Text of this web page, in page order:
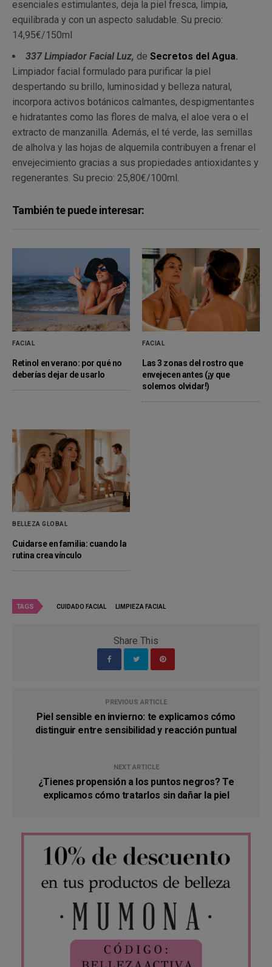
esenciales estimulantes, deja la piel fresca, limpia,
equilibrada y con un aspecto saludable. Su precio:
14,95€/150ml
337 Limpiador Facial Luz, de Secretos del Agua.
Limpiador facial formulado para purificar la piel
despertando su brillo, luminosidad y belleza natural,
incorpora activos botánicos calmantes, despigmentantes
e hidratantes como las flores de malva, el aloe vera o el
extracto de manzanilla. Además, el té verde, las semillas
de alholva y las hojas de alquemila contribuyen a frenar el
envejecimiento gracias a sus propiedades antioxidantes y
regenerantes. Su precio: 25,80€/100ml.
También te puede interesar:
FACIAL
Retinol en verano: por qué no
deberías dejar de usarlo
FACIAL
Las 3 zonas del rostro que
envejecen antes (¡y que
solemos olvidar!)
BELLEZA GLOBAL
Cuidarse en familia: cuando la
rutina crea vínculo
TAGS CUIDADO FACIAL LIMPIEZA FACIAL
Share This
PREVIOUS ARTICLE
Piel sensible en invierno: te explicamos cómo
distinguir entre sensibilidad y reacción puntual
NEXT ARTICLE
¿Tienes propensión a los puntos negros? Te
explicamos cómo tratarlos sin dañar la piel